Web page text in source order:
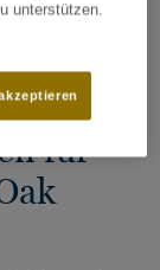
für
unterstützen.